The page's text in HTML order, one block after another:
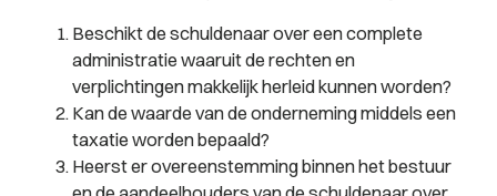
Beschikt de schuldenaar over een complete
administratie waaruit de rechten en
verplichtingen makkelijk herleid kunnen worden?
Kan de waarde van de onderneming middels een
taxatie worden bepaald?
Heerst er overeenstemming binnen het bestuur